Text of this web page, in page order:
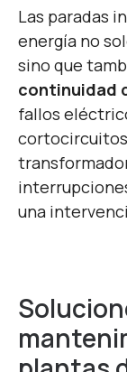
Las paradas
energía no
sino que
continuidad
fallos
una